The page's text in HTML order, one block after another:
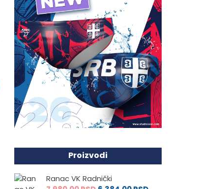
Proizvodi
Ranac VK Radnički